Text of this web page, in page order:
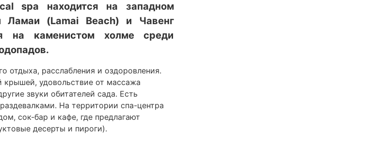
spa находится на западном
(Lamai Beach) и Чавенг
на каменистом холме среди
отдыха, расслабления и оздоровления.
удовольствие от массажа
звуки обитателей сада. Есть
На территории спа-центра
сок-бар и кафе, где предлагают
десерты и пироги).